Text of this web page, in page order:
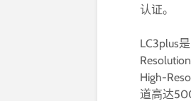
认证。
LC3plus
High-
道高达